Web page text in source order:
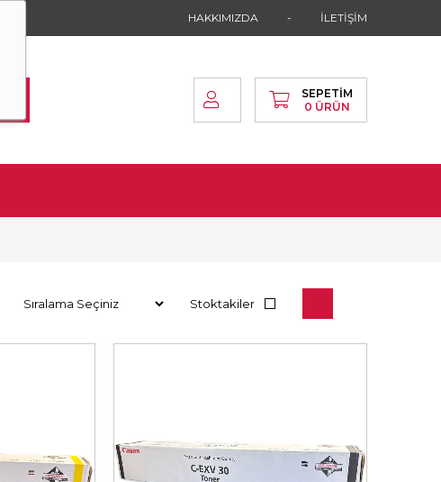
HAKKIMIZDA İLETİŞİM
SEPETIM
0 ÜRÜN
Stoktakiler